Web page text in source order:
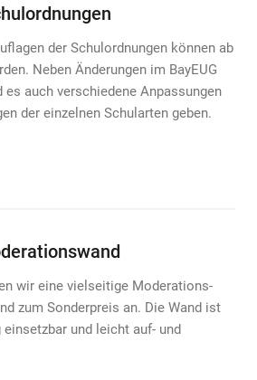
der Schulordnungen können ab
Neben Änderungen im BayEUG
es auch verschiedene Anpassungen
der einzelnen Schularten geben.
wir eine vielseitige Moderations-
zum Sonderpreis an. Die Wand ist
und leicht auf- und